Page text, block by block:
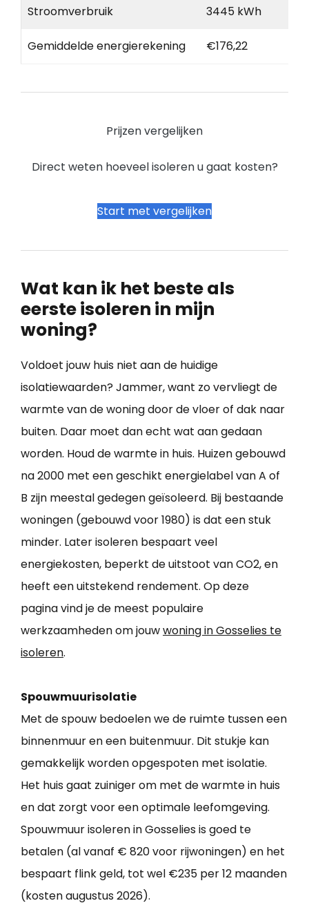
Stroomverbruik 3445 kWh
Gemiddelde energierekening €176,22
Prijzen vergelijken
Direct weten hoeveel isoleren u gaat kosten?
Start met vergelijken
Wat kan ik het beste als
eerste isoleren in mijn
woning?
Voldoet jouw huis niet aan de huidige
isolatiewaarden? Jammer, want zo vervliegt de
warmte van de woning door de vloer of dak naar
buiten. Daar moet dan echt wat aan gedaan
worden. Houd de warmte in huis. Huizen gebouwd
na 2000 met een geschikt energielabel van A of
B zijn meestal gedegen geïsoleerd. Bij bestaande
woningen (gebouwd voor 1980) is dat een stuk
minder. Later isoleren bespaart veel
energiekosten, beperkt de uitstoot van CO2, en
heeft een uitstekend rendement. Op deze
pagina vind je de meest populaire
werkzaamheden om jouwwoning in Gosselies te
isoleren.
Spouwmuurisolatie
Met de spouw bedoelen we de ruimte tussen een
binnenmuur en een buitenmuur. Dit stukje kan
gemakkelijk worden opgespoten met isolatie.
Het huis gaat zuiniger om met de warmte in huis
en dat zorgt voor een optimale leefomgeving.
Spouwmuur isoleren in Gosselies is goed te
betalen (al vanaf € 820 voor rijwoningen) en het
bespaart flink geld, tot wel €235 per 12 maanden
(kosten augustus 2026).